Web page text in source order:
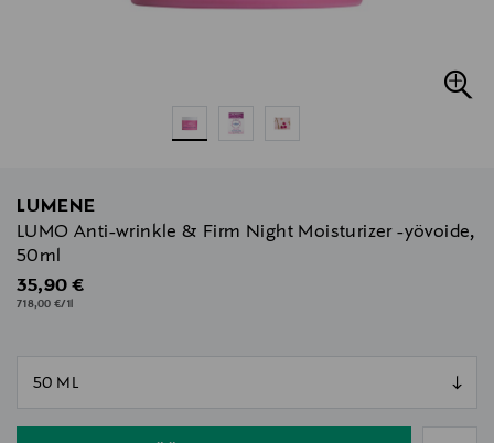
LUMENE
LUMO Anti-wrinkle & Firm Night Moisturizer -yövoide,
50ml
Original Price
35,90 €
718,00 €/1l